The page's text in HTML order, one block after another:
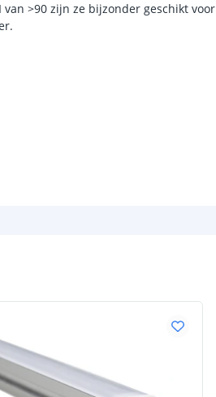
>90 zijn ze bijzonder geschikt voor